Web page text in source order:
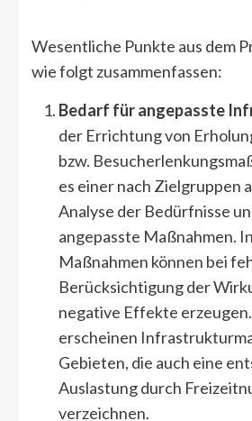
Wesentliche Punkte aus dem
wie folgt zusammenfassen:
Bedarf für angepasste
der Errichtung von
bzw.
es einer nach Zielgruppen
Analyse der Bedürfnisse
angepasste Maßnahmen.
Maßnahmen können bei
Berücksichtigung der
negative Effekte
erscheinen
Gebieten, die auch eine
Auslastung durch
verzeichnen.